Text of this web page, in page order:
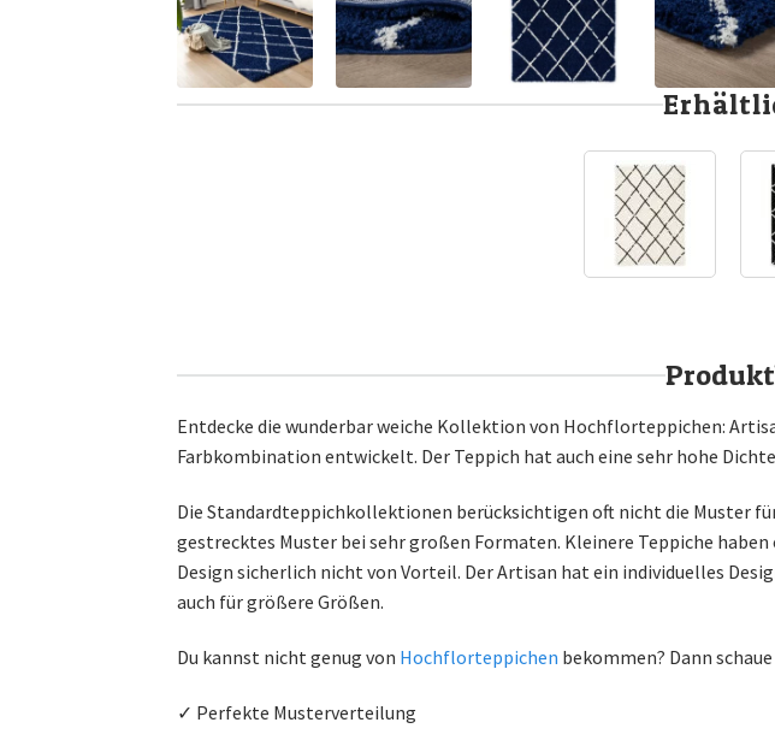
Entdecke die wunderbar weiche Kollektion von Hochflorteppichen:
Farbkombination entwickelt. Der Teppich hat auch eine sehr hohe
Die Standardteppichkollektionen berücksichtigen oft nicht die Muster
gestrecktes Muster bei sehr großen Formaten. Kleinere Teppiche
Design sicherlich nicht von Vorteil. Der Artisan hat ein individuelles
auch für größere Größen.
Du kannst nicht genug von Hochflorteppichen bekommen? Dann
✓ Perfekte Musterverteilung